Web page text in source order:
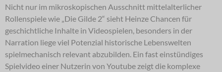
Nicht nur im mikroskopischen Ausschnitt mittelalterlicher
Rollenspiele wie „Die Gilde 2“ sieht Heinze Chancen für
geschichtliche Inhalte in Videospielen, besonders in der
Narration liege viel Potenzial historische Lebenswelten
spielmechanisch relevant abzubilden. Ein fast einstündiges
Spielvideo einer Nutzerin von Youtube zeigt die komplexe